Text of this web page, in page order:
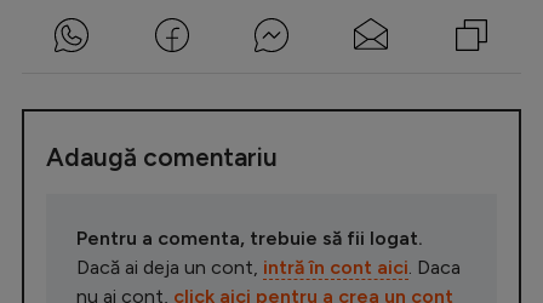
Adaugă comentariu
Pentru a comenta, trebuie să fii logat.
Dacă ai deja un cont, intră în cont aici . Daca
nu ai cont, click aici pentru a crea un cont